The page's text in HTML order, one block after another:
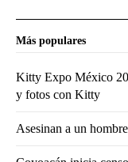
Más populares
Kitty Expo México
y fotos con Kitty
Asesinan a un